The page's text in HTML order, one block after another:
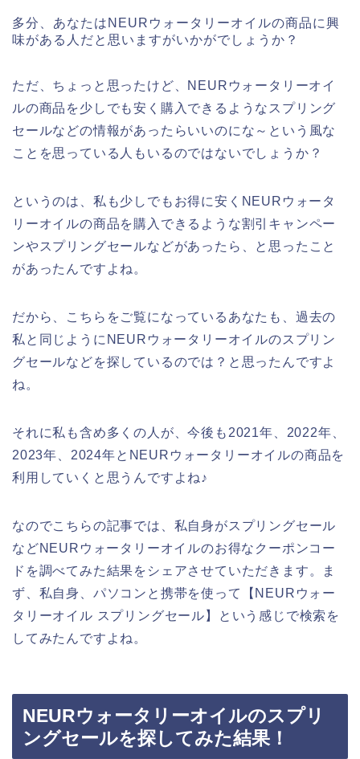
多分、あなたはNEURウォータリーオイルの商品に興
味がある人だと思いますがいかがでしょうか？
ただ、ちょっと思ったけど、NEURウォータリーオイ
ルの商品を少しでも安く購入できるようなスプリング
セールなどの情報があったらいいのにな～という風な
ことを思っている人もいるのではないでしょうか？
というのは、私も少しでもお得に安くNEURウォータ
リーオイルの商品を購入できるような割引キャンペー
ンやスプリングセールなどがあったら、と思ったこと
があったんですよね。
だから、こちらをご覧になっているあなたも、過去の
私と同じようにNEURウォータリーオイルのスプリン
グセールなどを探しているのでは？と思ったんですよ
ね。
それに私も含め多くの人が、今後も2021年、2022年、
2023年、2024年とNEURウォータリーオイルの商品を
利用していくと思うんですよね♪
なのでこちらの記事では、私自身がスプリングセール
などNEURウォータリーオイルのお得なクーポンコー
ドを調べてみた結果をシェアさせていただきます。ま
ず、私自身、パソコンと携帯を使って【NEURウォー
タリーオイル スプリングセール】という感じで検索を
してみたんですよね。
NEURウォータリーオイルのスプリ
ングセールを探してみた結果！